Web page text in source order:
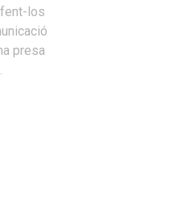
los
presa